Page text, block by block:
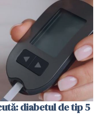
diabetul de tip 5